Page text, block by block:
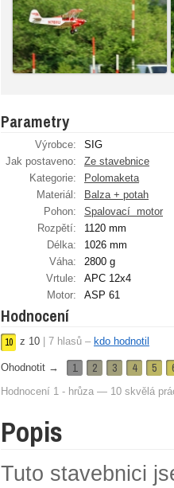
Parametry
Výrobce:
SIG
Jak postaveno:
Ze stavebnice
Kategorie:
Polomaketa
Materiál:
Balza + potah
Pohon:
Spalovací ­ motor
Rozpětí:
1120 mm
Délka:
1026 mm
Váha:
2800 g
Vrtule:
APC 12x4
Motor:
ASP 61
Hodnocení
10 z 10 7 hlasů – kdo hodnotil
Ohodnotit → 1 2 3 4 5
Hodnocení 1 - hrůza — 10 skvělá
Popis
Tuto stavebnici